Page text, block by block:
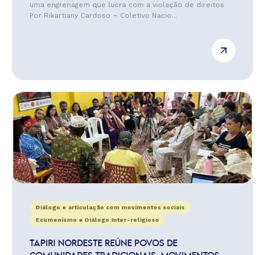
uma engrenagem que lucra com a violação de direitos
Por Rikartiany Cardoso – Coletivo Nacio...
Diálogo e articulação com movimentos sociais
Ecumenismo e Diálogo Inter-religioso
TAPIRI NORDESTE REÚNE POVOS DE